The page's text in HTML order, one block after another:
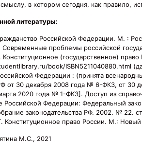
в котором сегодня, как правило,
литературы:
Российской Федерации. М. :
проблемы российской
(государственное) право
book/ISBN5211040880.html
Федерации : (принята
от 30 декабря 2008 года № 6-ФКЗ, от
2020 года № 1-ФКЗ]. Доступ из
Российской Федерации: Федеральный
законодательства РФ. 2002. № 22.
Конституционное право России. М.:
М.С., 2021